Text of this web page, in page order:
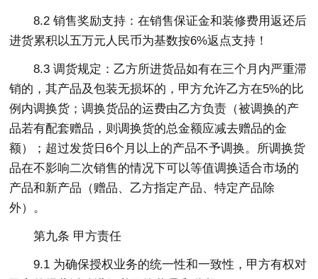
8.2 销售奖励支持：在销售保证金和装修费用返还后
进货累积以五万元人民币为基数按6%返点支持！
8.3 调货规定：乙方所进货品如有在三个月内严重滞
销的，其产品及包装无损坏的，甲方允许乙方在5%的比
例内调换货；调换货品的运费由乙方负责（被调换的产
品若有配套赠品，则调换货的总金额应减去赠品的金
额）；超过发货日6个月以上的产品不予调换。所调换货
品在不影响二次销售的情况下可以等值调换适合市场的
产品和新产品（赠品、乙方指定产品、特定产品除
外）。
第九条 甲方责任
9.1 为确保授权业务的统一性和一致性，甲方有权对